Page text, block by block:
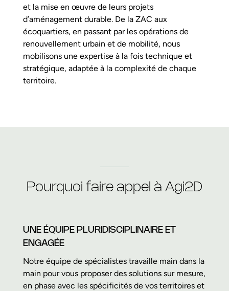
et la mise en œuvre de leurs projets
d’aménagement durable. De la ZAC aux
écoquartiers, en passant par les opérations de
renouvellement urbain et de mobilité, nous
mobilisons une expertise à la fois technique et
stratégique, adaptée à la complexité de chaque
territoire.
Pourquoi faire appel à Agi2D
UNE ÉQUIPE PLURIDISCIPLINAIRE ET
ENGAGÉE
Notre équipe de spécialistes travaille main dans la
main pour vous proposer des solutions sur mesure,
en phase avec les spécificités de vos territoires et